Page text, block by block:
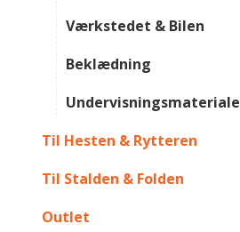
Værkstedet & Bilen
Beklædning
Undervisningsmateriale
Til Hesten & Rytteren
Til Stalden & Folden
Outlet